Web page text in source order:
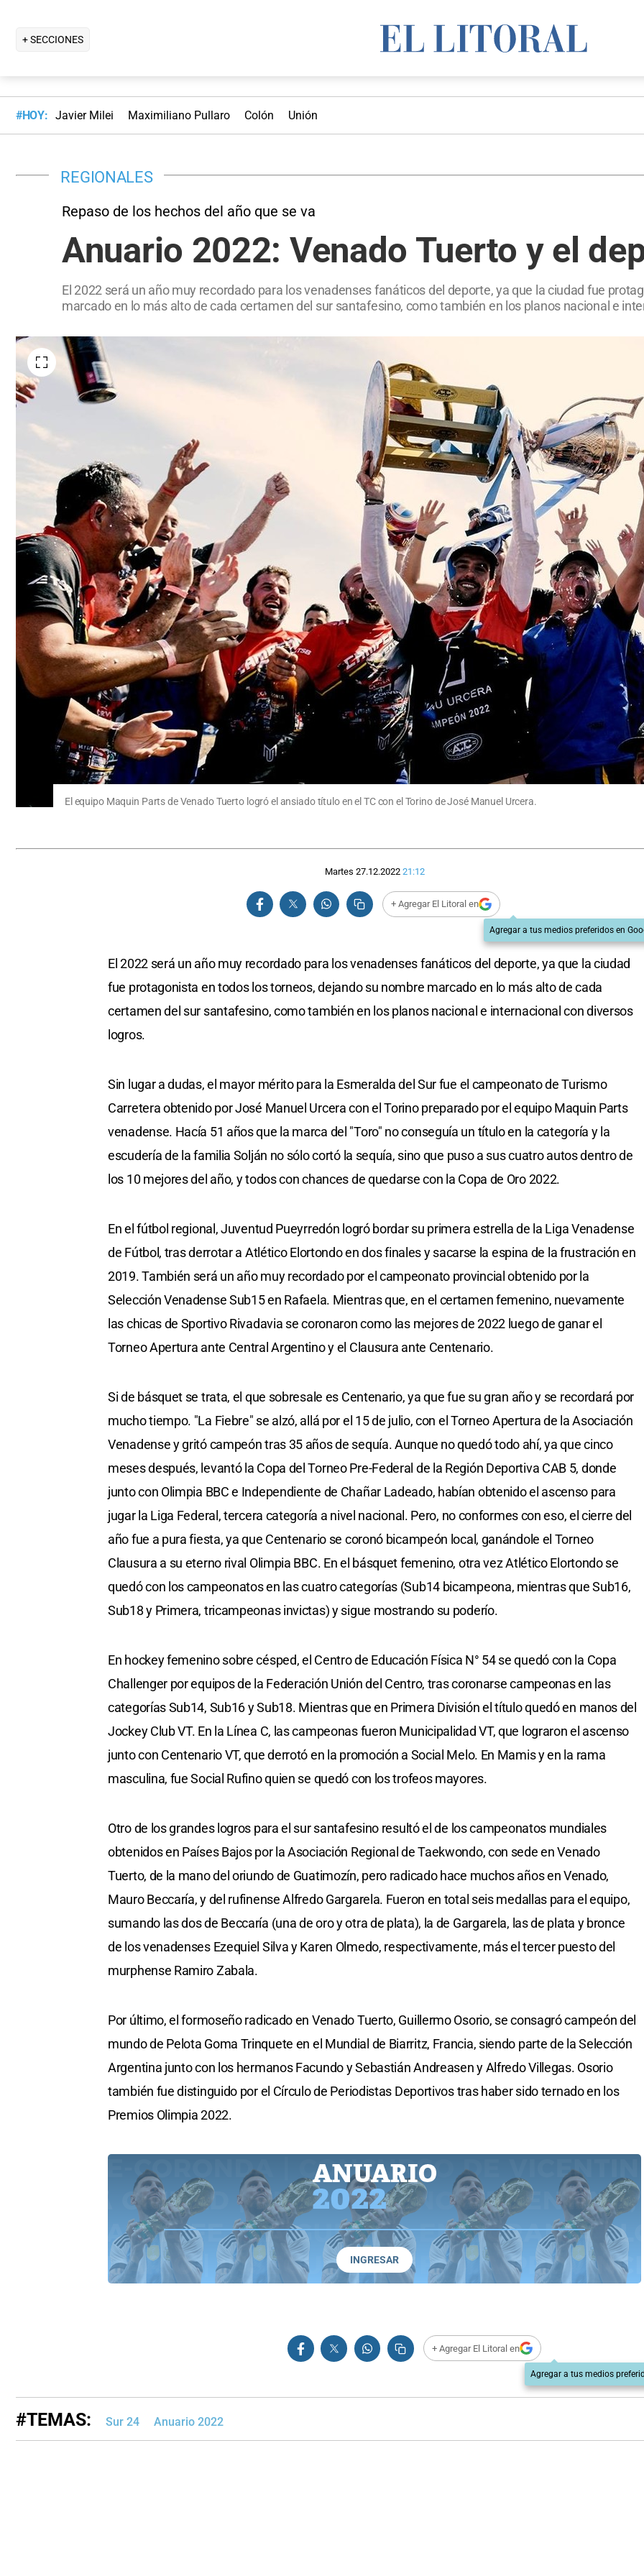
+ SECCIONES
#HOY: Javier Milei Maximiliano Pullaro Colón Unión
REGIONALES
Repaso de los hechos del año que se va
Anuario 2022: Venado Tuerto y el
El 2022 será un año muy recordado para los venadenses fanáticos del deporte, ya que la ciudad fue
marcado en lo más alto de cada certamen del sur santafesino, como también en los planos nacional e
El equipo Maquin Parts de Venado Tuerto logró el ansiado título en el TC con el Torino de José Manuel Urcera.
Martes 27.12.2022 21:12
+ Agregar El Litoral en
Agregar a tus medios preferidos en
El 2022 será un año muy recordado para los venadenses fanáticos del deporte, ya que la ciudad
fue protagonista en todos los torneos, dejando su nombre marcado en lo más alto de cada
certamen del sur santafesino, como también en los planos nacional e internacional con diversos
logros.
Sin lugar a dudas, el mayor mérito para la Esmeralda del Sur fue el campeonato de Turismo
Carretera obtenido por José Manuel Urcera con el Torino preparado por el equipo Maquin Parts
venadense. Hacía 51 años que la marca del "Toro" no conseguía un título en la categoría y la
escudería de la familia Solján no sólo cortó la sequía, sino que puso a sus cuatro autos dentro de
los 10 mejores del año, y todos con chances de quedarse con la Copa de Oro 2022.
En el fútbol regional, Juventud Pueyrredón logró bordar su primera estrella de la Liga Venadense
de Fútbol, tras derrotar a Atlético Elortondo en dos finales y sacarse la espina de la frustración en
2019. También será un año muy recordado por el campeonato provincial obtenido por la
Selección Venadense Sub15 en Rafaela. Mientras que, en el certamen femenino, nuevamente
las chicas de Sportivo Rivadavia se coronaron como las mejores de 2022 luego de ganar el
Torneo Apertura ante Central Argentino y el Clausura ante Centenario.
Si de básquet se trata, el que sobresale es Centenario, ya que fue su gran año y se recordará por
mucho tiempo. "La Fiebre" se alzó, allá por el 15 de julio, con el Torneo Apertura de la Asociación
Venadense y gritó campeón tras 35 años de sequía. Aunque no quedó todo ahí, ya que cinco
meses después, levantó la Copa del Torneo Pre-Federal de la Región Deportiva CAB 5, donde
junto con Olimpia BBC e Independiente de Chañar Ladeado, habían obtenido el ascenso para
jugar la Liga Federal, tercera categoría a nivel nacional. Pero, no conformes con eso, el cierre del
año fue a pura fiesta, ya que Centenario se coronó bicampeón local, ganándole el Torneo
Clausura a su eterno rival Olimpia BBC. En el básquet femenino, otra vez Atlético Elortondo se
quedó con los campeonatos en las cuatro categorías (Sub14 bicampeona, mientras que Sub16,
Sub18 y Primera, tricampeonas invictas) y sigue mostrando su poderío.
En hockey femenino sobre césped, el Centro de Educación Física N° 54 se quedó con la Copa
Challenger por equipos de la Federación Unión del Centro, tras coronarse campeonas en las
categorías Sub14, Sub16 y Sub18. Mientras que en Primera División el título quedó en manos del
Jockey Club VT. En la Línea C, las campeonas fueron Municipalidad VT, que lograron el ascenso
junto con Centenario VT, que derrotó en la promoción a Social Melo. En Mamis y en la rama
masculina, fue Social Rufino quien se quedó con los trofeos mayores.
Otro de los grandes logros para el sur santafesino resultó el de los campeonatos mundiales
obtenidos en Países Bajos por la Asociación Regional de Taekwondo, con sede en Venado
Tuerto, de la mano del oriundo de Guatimozín, pero radicado hace muchos años en Venado,
Mauro Beccaría, y del rufinense Alfredo Gargarela. Fueron en total seis medallas para el equipo,
sumando las dos de Beccaría (una de oro y otra de plata), la de Gargarela, las de plata y bronce
de los venadenses Ezequiel Silva y Karen Olmedo, respectivamente, más el tercer puesto del
murphense Ramiro Zabala.
Por último, el formoseño radicado en Venado Tuerto, Guillermo Osorio, se consagró campeón del
mundo de Pelota Goma Trinquete en el Mundial de Biarritz, Francia, siendo parte de la Selección
Argentina junto con los hermanos Facundo y Sebastián Andreasen y Alfredo Villegas. Osorio
también fue distinguido por el Círculo de Periodistas Deportivos tras haber sido ternado en los
Premios Olimpia 2022.
INGRESAR
+ Agregar El Litoral en
Agregar a tus medios
#TEMAS: Sur 24 Anuario 2022